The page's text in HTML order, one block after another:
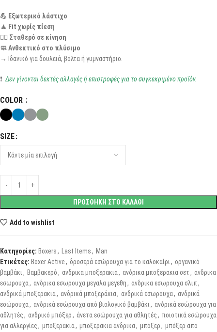
💪 Εξωτερικό λάστιχο
🧘 Fit χωρίς πίεση
🚶‍♂️ Σταθερό σε κίνηση
🧼 Ανθεκτικό στο πλύσιμο
→ Ιδανικό για δουλειά, βόλτα ή γυμναστήριο.
❗ Δεν γίνονται δεκτές αλλαγές ή επιστροφές για το συγκεκριμένο προϊόν.
COLOR
SIZE
ΠΡΟΣΘΗΚΗ ΣΤΟ ΚΑΛΑΘΙ
Add to wishlist
Κατηγορίες: Boxers, Last Items, Man
Ετικέτες: Boxer Active, δροσερά εσώρουχα για το καλοκαίρι, οργανικό
βαμβάκι, Βαμβακερό, ανδρικα μποξερακια, ανδρικα μποξερακια σετ, ανδρικα
εσωρουχα, ανδρικα εσωρουχα μεγαλα μεγεθη, ανδρικα εσωρουχα σλιπ,
ανδρικά μποξερακια, ανδρικά μποξεράκια, ανδρικά εσωρουχα, ανδρικά
εσώρουχα, ανδρικά εσώρουχα από βιολογικό βαμβάκι, ανδρικά εσώρουχα για
αθλητές, ανδρικό μπόξερ, άνετα εσώρουχα για αθλητές, ποιοτικά εσώρουχα
για αλλεργίες, μποξερακια, μποξερακια ανδρικα, μπόξερ, μπόξερ απο